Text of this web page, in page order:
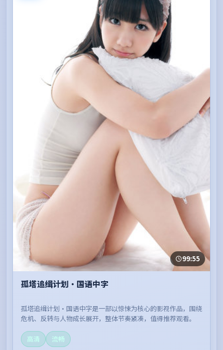
99:55
孤塔追缉计划·国语中字
孤塔追缉计划·国语中字是一部以惊悚为核心的影视作品，围绕
危机、反转与人物成长展开，整体节奏紧凑，值得推荐观看。
高清 流畅